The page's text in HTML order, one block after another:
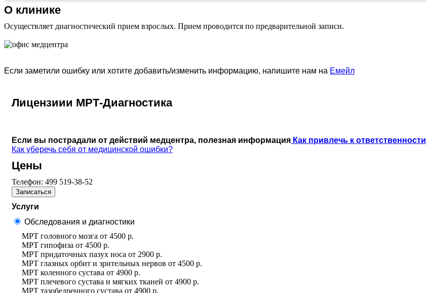
О клинике
Осуществляет диагностический прием взрослых. Прием проводится по предварительной записи.
Если заметили ошибку или хотите добавить/изменить информацию, напишите нам на Емейл
Лицензиии МРТ-Диагностика
Если вы пострадали от действий медцентра, полезная информация Как привлечь к ответственности
Как уберечь себя от медицинской ошибки?
Цены
Телефон: 499 519-38-52
Записаться
Услуги
Обследования и диагностики
МРТ головного мозга от 4500 р.
МРТ гипофиза от 4500 р.
МРТ придаточных пазух носа от 2900 р.
МРТ глазных орбит и зрительных нервов от 4500 р.
МРТ коленного сустава от 4900 р.
МРТ плечевого сустава и мягких тканей от 4900 р.
МРТ тазобедренного сустава от 4900 р.